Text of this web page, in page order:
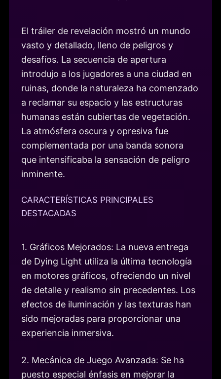
El tráiler de revelación mostró un mundo
vasto y detallado, lleno de peligros y
desafíos. La secuencia de apertura
introdujo a los jugadores a una ciudad en
ruinas, donde la naturaleza ha comenzado
a reclamar su espacio y las estructuras
humanas están cubiertas de vegetación.
La atmósfera oscura y opresiva fue
complementada por una banda sonora
que intensificaba la sensación de peligro
inminente.
CARACTERÍSTICAS PRINCIPALES
DESTACADAS
1. Gráficos Mejorados: La nueva entrega
de Dying Light utiliza la última tecnología
en motores gráficos, ofreciendo un nivel
de detalle y realismo sin precedentes. Los
efectos de iluminación y las texturas han
sido mejoradas para proporcionar una
experiencia inmersiva.
2. Mecánica de Juego Avanzada: Se ha
puesto especial énfasis en mejorar la